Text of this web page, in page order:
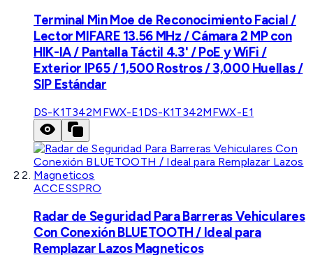
Terminal Min Moe de Reconocimiento Facial /
Lector MIFARE 13.56 MHz / Cámara 2 MP con
HIK-IA / Pantalla Táctil 4.3' / PoE y WiFi /
Exterior IP65 / 1,500 Rostros / 3,000 Huellas /
SIP Estándar
DS-K1T342MFWX-E1 DS-K1T342MFWX-E1
ACCESSPRO
Radar de Seguridad Para Barreras Vehiculares
Con Conexión BLUETOOTH / Ideal para
Remplazar Lazos Magneticos